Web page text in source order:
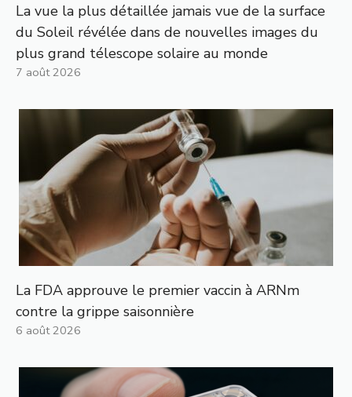
La vue la plus détaillée jamais vue de la surface
du Soleil révélée dans de nouvelles images du
plus grand télescope solaire au monde
7 août 2026
La FDA approuve le premier vaccin à ARNm
contre la grippe saisonnière
6 août 2026